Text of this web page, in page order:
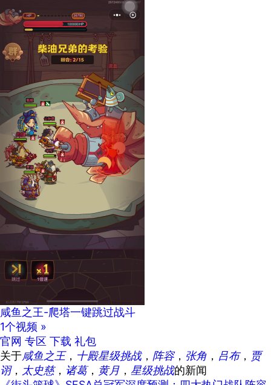
咸鱼之王-爬塔一键跳过战斗
1个视频 »
官网 专区 下载 礼包
关于咸鱼之王， 十殿星级挑战， 阵容， 张角 ， 吕布， 贾
诩， 太史慈， 诸葛， 黄月 ， 星级挑战的新闻